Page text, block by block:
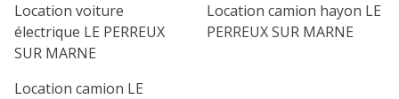
Location voiture
électrique LE PERREUX
SUR MARNE
Location camion hayon LE
PERREUX SUR MARNE
Location camion LE